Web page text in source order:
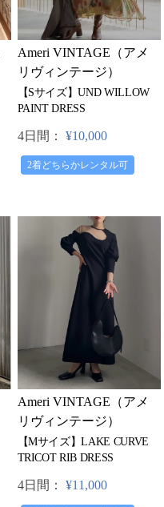
Ameri VINTAGE（アメ
リヴィンテージ）
【Sサイズ】UND WILLOW
PAINT DRESS
4日間： ¥10,000
2着どちらかレンタル可
Ameri VINTAGE（アメ
リヴィンテージ）
【Mサイズ】LAKE CURVE
TRICOT RIB DRESS
4日間： ¥11,000